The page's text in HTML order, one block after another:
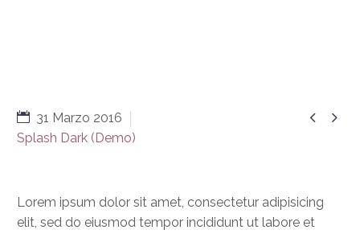
 
31 Marzo 2016
Splash Dark (Demo)
Lorem ipsum dolor sit amet, consectetur adipisicing
elit, sed do eiusmod tempor incididunt ut labore et